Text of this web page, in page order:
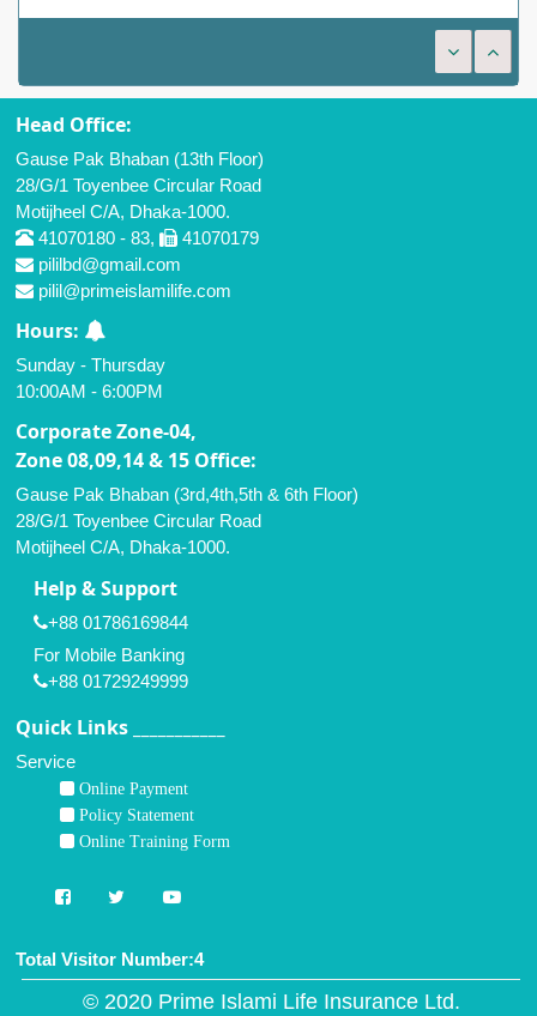
Head Office:
Gause Pak Bhaban (13th Floor)
28/G/1 Toyenbee Circular Road
Motijheel C/A, Dhaka-1000.
41070180 - 83,
41070179
pililbd@gmail.com
pilil@primeislamilife.com
Hours:
Sunday - Thursday
10:00AM - 6:00PM
Corporate Zone-04,
Zone 08,09,14 & 15 Office:
Gause Pak Bhaban (3rd,4th,5th & 6th Floor)
28/G/1 Toyenbee Circular Road
Motijheel C/A, Dhaka-1000.
Help & Support
+88 01786169844
For Mobile Banking
+88 01729249999
Quick Links ___________
Service
Online Payment
Policy Statement
Online Training Form
Total Visitor Number:4
© 2020 Prime Islami Life Insurance Ltd.